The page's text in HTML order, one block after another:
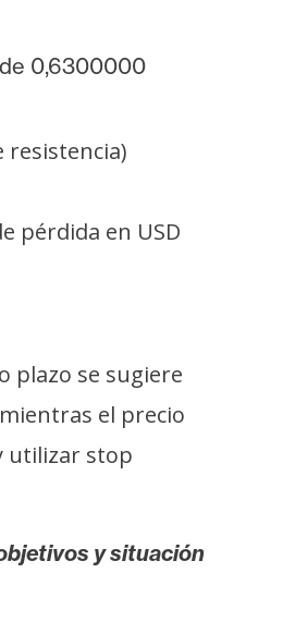
0,6300000
resistencia)
pérdida en USD
plazo se sugiere
el precio
utilizar stop
y situación